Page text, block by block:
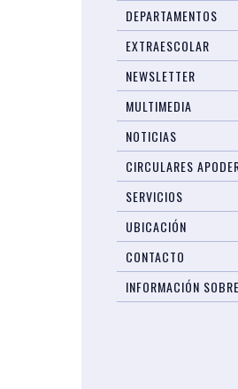
DEPARTAMENTOS
EXTRAESCOLAR
NEWSLETTER
MULTIMEDIA
NOTICIAS
CIRCULARES
SERVICIOS
UBICACIÓN
CONTACTO
INFORMACIÓN